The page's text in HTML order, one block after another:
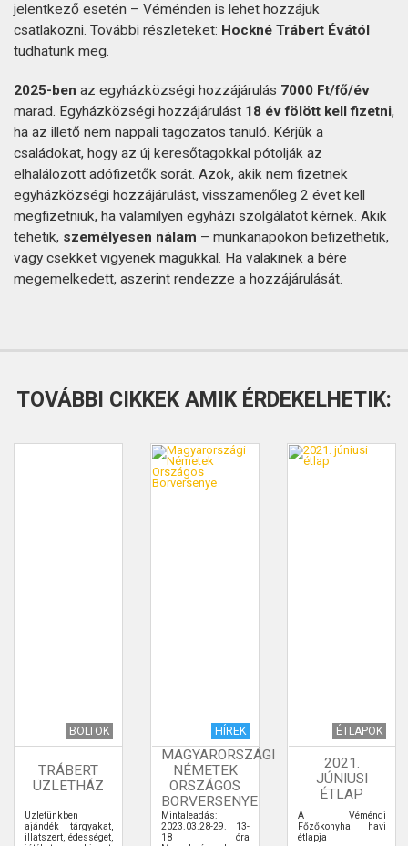
jelentkező esetén – Véménden is lehet hozzájuk
csatlakozni. További részleteket: Hockné Trábert Évától
tudhatunk meg.
2025-ben az egyházközségi hozzájárulás 7000 Ft/fő/év
marad. Egyházközségi hozzájárulást 18 év fölött kell fizetni,
ha az illető nem nappali tagozatos tanuló. Kérjük a
családokat, hogy az új keresőtagokkal pótolják az
elhalálozott adófizetők sorát. Azok, akik nem fizetnek
egyházközségi hozzájárulást, visszamenőleg 2 évet kell
megfizetniük, ha valamilyen egyházi szolgálatot kérnek. Akik
tehetik, személyesen nálam – munkanapokon befizethetik,
vagy csekket vigyenek magukkal. Ha valakinek a bére
megemelkedett, aszerint rendezze a hozzájárulását.
TOVÁBBI CIKKEK AMIK ÉRDEKELHETIK:
BOLTOK
TRÁBERT
ÜZLETHÁZ
Üzletünkben
ajándék tárgyakat,
illatszert, édességet,
HÍREK
MAGYARORSZÁGI
NÉMETEK
ORSZÁGOS
BORVERSENYE
Mintaleadás:
2023.03.28-29. 13-
18 óra
ÉTLAPOK
2021.
JÚNIUSI
ÉTLAP
A Véméndi
Főzőkonyha havi
étlapja